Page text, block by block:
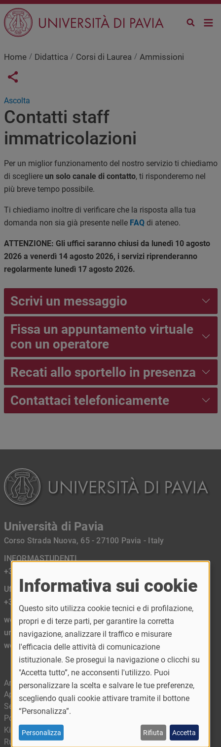
Salta al contenuto principale
Home Didattica Corsi di Laurea Ammissioni
Links condivisione social
Share button
Ascolta
Contatti staff
immatricolazioni
Per un miglior funzionamento del nostro servizio ti chiediamo
di scegliere un solo canale di contatto, ti risponderemo nel
più breve tempo possibile.
Ti chiediamo inoltre di verificare che la risposta alla tua
domanda non sia già presente nelle FAQdi ateneo.
ATTENZIONE: Gli uffici saranno chiusi da lunedì 10 agosto
2026 a venerdì 14 agosto 2026, i servizi riprenderanno
regolarmente lunedì 17 agosto 2026.
Scrivi un messaggio
Fissa un appuntamento virtuale
con un operatore
Recati allo sportello in presenza
Contattaci telefonicamente
Università di Pavia
Corso Strada Nuova, 65 - 27100 Pavia - Italy
INFORMASTUDENTI
+39 0382 989898
Ufficio Relazioni con il Pubblico URP
+39 0382 984450
web mail:
urp@unipv.it
webateneo@unipv.it
Area riservata
App Ufficiale - MyUnipv
Servizi digitali
Portale delle competenze
Kiro - Il portale della didattica digitale
Rubrica
Informativa sui cookie
Questo sito utilizza cookie tecnici e di profilazione,
propri e di terze parti, per garantire la corretta
navigazione, analizzare il traffico e misurare
l'efficacia delle attività di comunicazione
istituzionale. Se prosegui la navigazione o clicchi su
"Accetta tutto”, ne acconsenti l'utilizzo. Puoi
personalizzare la scelta e salvare le tue preferenze,
scegliendo quali cookie attivare tramite il bottone
“Personalizza”.
Personalizza Rifiuta Accetta